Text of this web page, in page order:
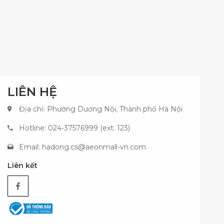
LIÊN HỆ
Địa chỉ: Phường Dương Nội, Thành phố Hà Nội
Hotline: 024-37576999 (ext. 123)
Email: hadong.cs@aeonmall-vn.com
Liên kết